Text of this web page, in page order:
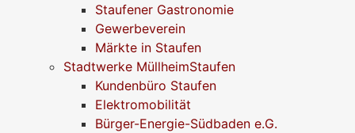
Staufener Gastronomie
Gewerbeverein
Märkte in Staufen
Stadtwerke MüllheimStaufen
Kundenbüro Staufen
Elektromobilität
Bürger-Energie-Südbaden e.G.